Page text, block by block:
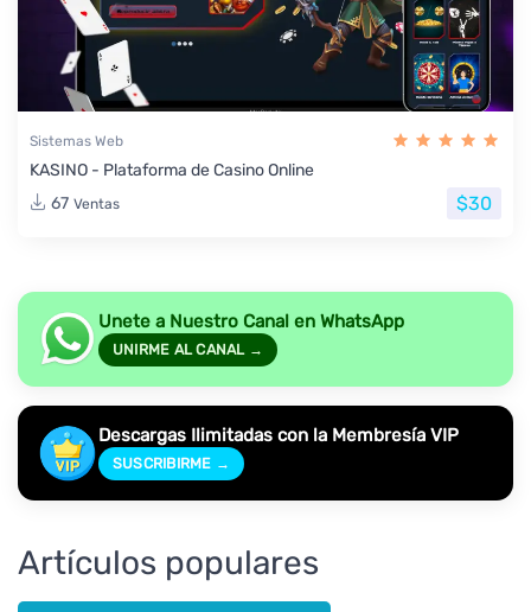
Sistemas Web
KASINO - Plataforma de Casino Online
67 Ventas $30
Unete a Nuestro Canal en WhatsApp
UNIRME AL CANAL →
Descargas Ilimitadas con la Membresía VIP
SUSCRIBIRME →
Artículos populares